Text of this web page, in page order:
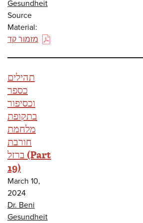
Gesundheit
Source
Material:
מזמור קד
(PDF)
תהילים
כספר
וכסיפור
בתקופת
מלחמת
חורבת
ברזל (Part
19)
March 10,
2024
Dr. Beni
Gesundheit